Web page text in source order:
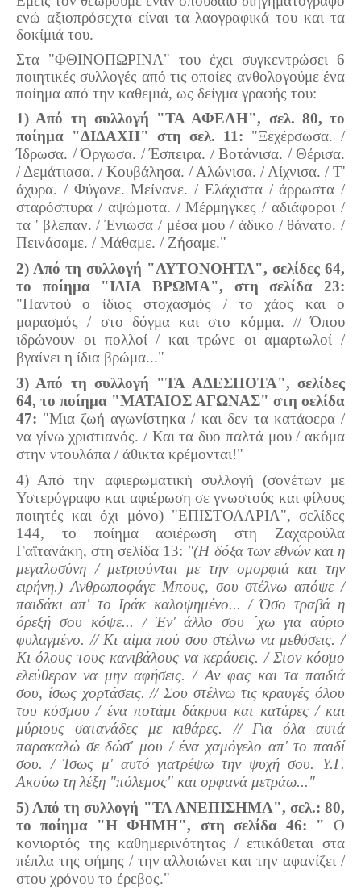
ενώ αξιοπρόσεχτα είναι τα λαογραφικά του και τα
δοκίμιά του.
Στα "ΦΘΙΝΟΠΩΡΙΝΑ" του έχει συγκεντρώσει 6
ποιητικές συλλογές από τις οποίες ανθολογούμε ένα
ποίημα από την καθεμιά, ως δείγμα γραφής του:
1) Από τη συλλογή "ΤΑ ΑΦΕΛΗ", σελ. 80, το
ποίημα "ΔΙΔΑΧΗ" στη σελ. 11: "Ξεχέρσωσα. /
Ίδρωσα. / Όργωσα. / Έσπειρα. / Βοτάνισα. / Θέρισα.
/ Δεμάτιασα. / Κουβάλησα. / Αλώνισα. / Λίχνισα. / Τ'
άχυρα. / Φύγανε. Μείνανε. / Ελάχιστα / άρρωστα /
σταρόσπυρα / αψώμοτα. / Μέρμηγκες / αδιάφοροι /
τα ' βλεπαν. / Ένιωσα / μέσα μου / άδικο / θάνατο. /
Πεινάσαμε. / Μάθαμε. / Ζήσαμε."
2) Από τη συλλογή "ΑΥΤΟΝΟΗΤΑ", σελίδες 64,
το ποίημα "ΙΔΙΑ ΒΡΩΜΑ", στη σελίδα 23:
"Παντού ο ίδιος στοχασμός / το χάος και ο
μαρασμός / στο δόγμα και στο κόμμα. // Όπου
ιδρώνουν οι πολλοί / και τρώνε οι αμαρτωλοί /
βγαίνει η ίδια βρώμα..."
3) Από τη συλλογή "ΤΑ ΑΔΕΣΠΟΤΑ", σελίδες
64, το ποίημα "ΜΑΤΑΙΟΣ ΑΓΩΝΑΣ" στη σελίδα
47: "Μια ζωή αγωνίστηκα / και δεν τα κατάφερα /
να γίνω χριστιανός. / Και τα δυο παλτά μου / ακόμα
στην ντουλάπα / άθικτα κρέμονται!"
4) Από την αφιερωματική συλλογή (σονέτων με
Υστερόγραφο και αφιέρωση σε γνωστούς και φίλους
ποιητές και όχι μόνο) "ΕΠΙΣΤΟΛΑΡΙΑ", σελίδες
144, το ποίημα αφιέρωση στη Ζαχαρούλα
Γαϊτανάκη, στη σελίδα 13: "(Η δόξα των εθνών και η
μεγαλοσύνη / μετριούνται με την ομορφιά και την
ειρήνη.) Ανθρωποφάγε Μπους, σου στέλνω απόψε /
παιδάκι απ' το Ιράκ καλοψημένο... / Όσο τραβά η
όρεξή σου κόψε... / Έν' άλλο σου ΄χω για αύριο
φυλαγμένο. // Κι αίμα πού σου στέλνω να μεθύσεις. /
Κι όλους τους κανιβάλους να κεράσεις. / Στον κόσμο
ελεύθερον να μην αφήσεις. / Αν φας και τα παιδιά
σου, ίσως χορτάσεις. // Σου στέλνω τις κραυγές όλου
του κόσμου / ένα ποτάμι δάκρυα και κατάρες / και
μύριους σατανάδες με κιθάρες. // Για όλα αυτά
παρακαλώ σε δώσ' μου / ένα χαμόγελο απ' το παιδί
σου. / Ίσως μ' αυτό γιατρέψω την ψυχή σου. Υ.Γ.
Ακούω τη λέξη "πόλεμος" και ορφανά μετράω..."
5) Από τη συλλογή "ΤΑ ΑΝΕΠΙΣΗΜΑ", σελ.: 80,
το ποίημα "Η ΦΗΜΗ", στη σελίδα 46: " Ο
κονιορτός της καθημερινότητας / επικάθεται στα
πέπλα της φήμης / την αλλοιώνει και την αφανίζει /
στου χρόνου το έρεβος."